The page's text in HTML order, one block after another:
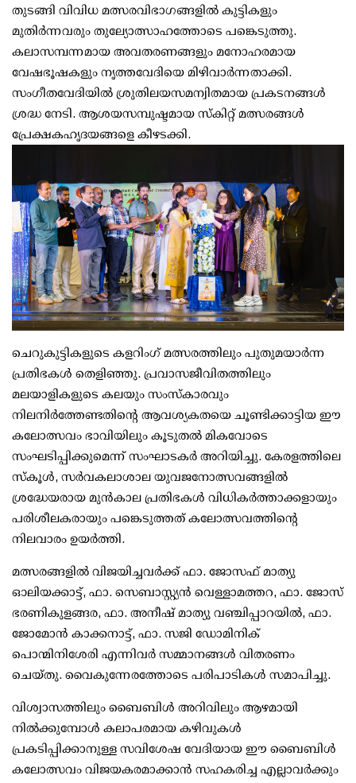
തുടങ്ങി വിവിധ മത്സരവിഭാഗങ്ങളിൽ കുട്ടികളും
മുതിർന്നവരും തുല്യോത്സാഹത്തോടെ പങ്കെടുത്തു.
കലാസമ്പന്നമായ അവതരണങ്ങളും മനോഹരമായ
വേഷഭൂഷകളും നൃത്തവേദിയെ മിഴിവാർന്നതാക്കി.
സംഗീതവേദിയിൽ ശ്രുതിലയസമന്വിതമായ പ്രകടനങ്ങൾ
ശ്രദ്ധ നേടി. ആശയസമ്പുഷ്ടമായ സ്കിറ്റ് മത്സരങ്ങൾ
പ്രേക്ഷകഹൃദയങ്ങളെ കീഴടക്കി.
ചെറുകുട്ടികളുടെ കളറിംഗ് മത്സരത്തിലും പുതുമയാർന്ന
പ്രതിഭകൾ തെളിഞ്ഞു. പ്രവാസജീവിതത്തിലും
മലയാളികളുടെ കലയും സംസ്കാരവും
നിലനിർത്തേണ്ടതിന്റെ ആവശ്യകതയെ ചൂണ്ടിക്കാട്ടിയ ഈ
കലോത്സവം ഭാവിയിലും കൂടുതൽ മികവോടെ
സംഘടിപ്പിക്കുമെന്ന് സംഘാടകർ അറിയിച്ചു. കേരളത്തിലെ
സ്കൂൾ, സർവകലാശാല യുവജനോത്സവങ്ങളിൽ
ശ്രദ്ധേയരായ മുൻകാല പ്രതിഭകൾ വിധികർത്താക്കളായും
പരിശീലകരായും പങ്കെടുത്തത് കലോത്സവത്തിന്റെ
നിലവാരം ഉയർത്തി.
മത്സരങ്ങളിൽ വിജയിച്ചവർക്ക് ഫാ. ജോസഫ് മാത്യു
ഓലിയക്കാട്ട്, ഫാ. സെബാസ്റ്റ്യൻ വെള്ളാമത്തറ, ഫാ. ജോസ്
ഭരണികുളങ്ങര, ഫാ. അനീഷ് മാത്യു വഞ്ചിപ്പാറയിൽ, ഫാ.
ജോമോൻ കാക്കനാട്ട്, ഫാ. സജി ഡോമിനിക്
പൊന്മിനിശേരി എന്നിവർ സമ്മാനങ്ങൾ വിതരണം
ചെയ്തു. വൈകുന്നേരത്തോടെ പരിപാടികൾ സമാപിച്ചു.
വിശ്വാസത്തിലും ബൈബിൾ അറിവിലും ആഴമായി
നിൽക്കുമ്പോൾ കലാപരമായ കഴിവുകൾ
പ്രകടിപ്പിക്കാനുള്ള സവിശേഷ വേദിയായ ഈ ബൈബിൾ
കലോത്സവം വിജയകരമാക്കാൻ സഹകരിച്ച എല്ലാവർക്കും